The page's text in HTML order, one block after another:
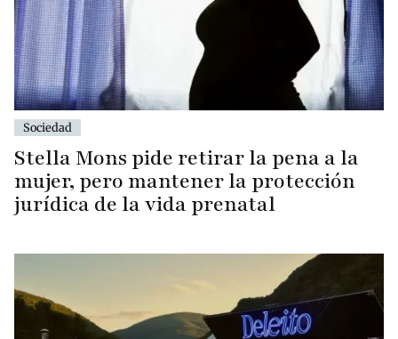
Sociedad
Stella Mons pide retirar la pena a la
mujer, pero mantener la protección
jurídica de la vida prenatal